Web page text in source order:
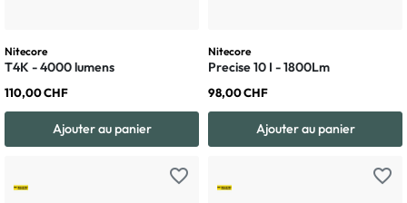
Nitecore
T4K - 4000 lumens
110,00 CHF
Ajouter au panier
Nitecore
Precise 10 I - 1800Lm
98,00 CHF
Ajouter au panier
favorite_border favorite_border